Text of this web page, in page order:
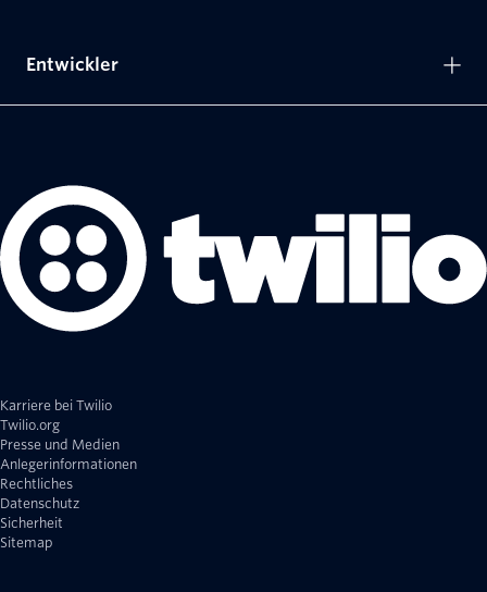
Karriere bei Twilio
Twilio.org
Presse und Medien
Anlegerinformationen
Rechtliches
Datenschutz
Sicherheit
Sitemap
Entwickler